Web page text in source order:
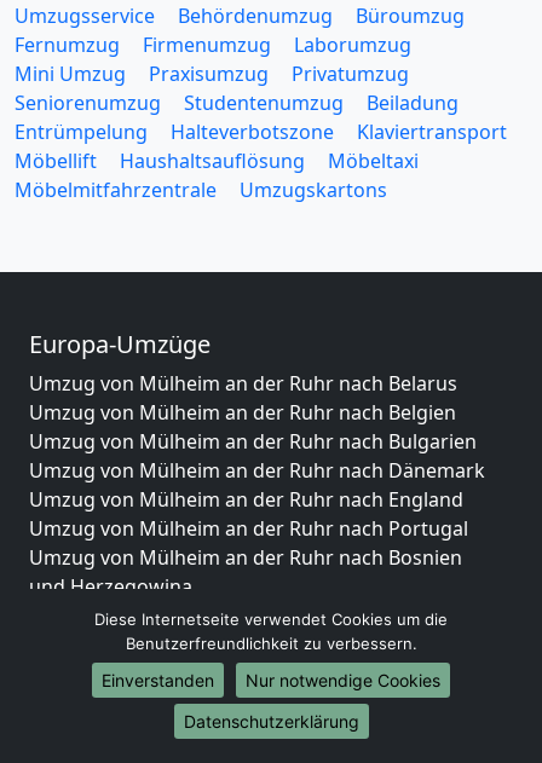
Umzugsservice Behördenumzug
Büroumzug
Fernumzug
Firmenumzug
Laborumzug
Mini Umzug
Praxisumzug
Privatumzug
Seniorenumzug
Studentenumzug
Beiladung
Entrümpelung
Halteverbotszone
Klaviertransport
Möbellift
Haushaltsauflösung
Möbeltaxi
Möbelmitfahrzentrale
Umzugskartons
Europa-Umzüge
Umzug von Mülheim an der Ruhr nach Belarus
Umzug von Mülheim an der Ruhr nach Belgien
Umzug von Mülheim an der Ruhr nach Bulgarien
Umzug von Mülheim an der Ruhr nach Dänemark
Umzug von Mülheim an der Ruhr nach England
Umzug von Mülheim an der Ruhr nach Portugal
Umzug von Mülheim an der Ruhr nach Bosnien
und Herzegowina
Umzug von Mülheim an der Ruhr nach Irland
Umzug von Mülheim an der Ruhr nach Lettland
Umzug von Mülheim an der Ruhr nach Zypern
Umzug von Mülheim an der Ruhr nach Kroatien
Umzug von Mülheim an der Ruhr nach Estland
Diese Internetseite verwendet Cookies um die
Benutzerfreundlichkeit zu verbessern.
Einverstanden
Nur notwendige Cookies
Datenschutzerklärung